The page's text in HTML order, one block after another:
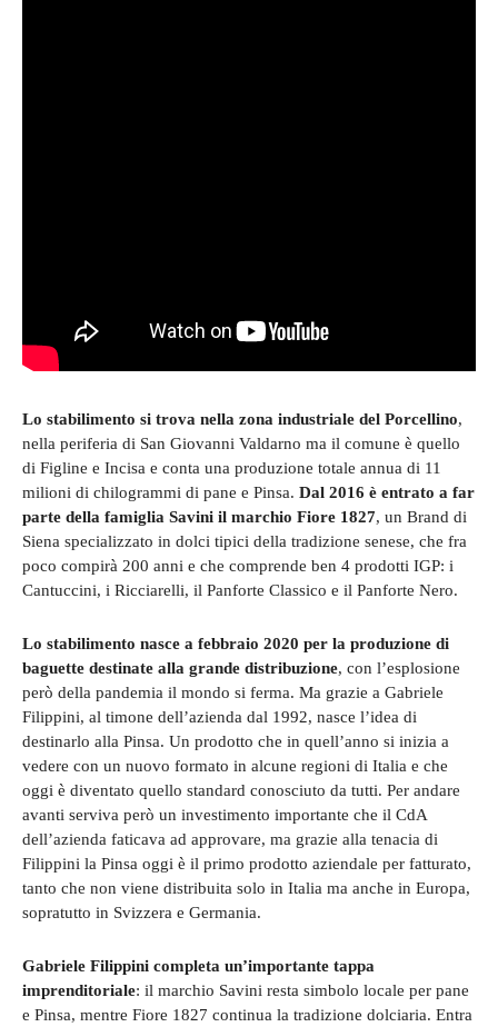
Lo stabilimento si trova nella zona industriale del Porcellino,
nella periferia di San Giovanni Valdarno ma il comune è quello
di Figline e Incisa e conta una produzione totale annua di 11
milioni di chilogrammi di pane e Pinsa. Dal 2016 è entrato a far
parte della famiglia Savini il marchio Fiore 1827, un Brand di
Siena specializzato in dolci tipici della tradizione senese, che fra
poco compirà 200 anni e che comprende ben 4 prodotti IGP: i
Cantuccini, i Ricciarelli, il Panforte Classico e il Panforte Nero.
Lo stabilimento nasce a febbraio 2020 per la produzione di
baguette destinate alla grande distribuzione, con l’esplosione
però della pandemia il mondo si ferma. Ma grazie a Gabriele
Filippini, al timone dell’azienda dal 1992, nasce l’idea di
destinarlo alla Pinsa. Un prodotto che in quell’anno si inizia a
vedere con un nuovo formato in alcune regioni di Italia e che
oggi è diventato quello standard conosciuto da tutti. Per andare
avanti serviva però un investimento importante che il CdA
dell’azienda faticava ad approvare, ma grazie alla tenacia di
Filippini la Pinsa oggi è il primo prodotto aziendale per fatturato,
tanto che non viene distribuita solo in Italia ma anche in Europa,
sopratutto in Svizzera e Germania.
Gabriele Filippini completa un’importante tappa
imprenditoriale: il marchio Savini resta simbolo locale per pane
e Pinsa, mentre Fiore 1827 continua la tradizione dolciaria. Entra